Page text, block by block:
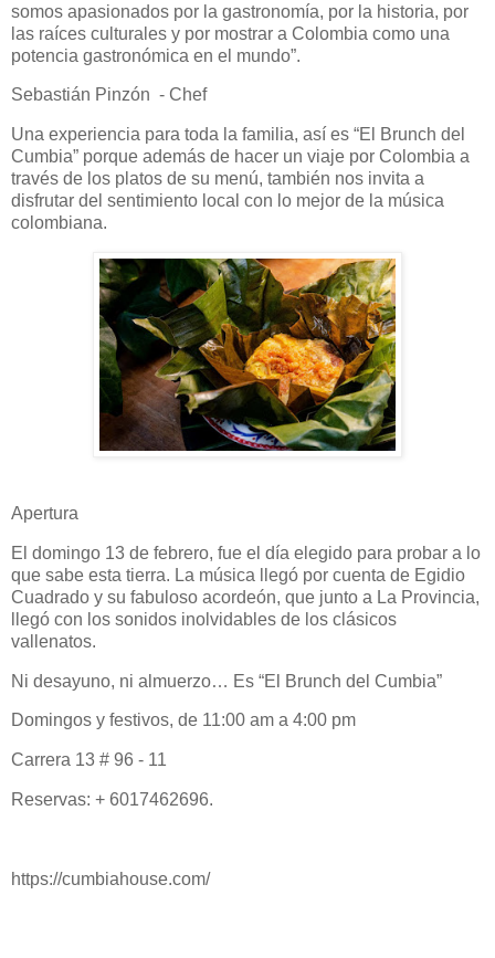
somos apasionados por la gastronomía, por la historia, por
las raíces culturales y por mostrar a Colombia como una
potencia gastronómica en el mundo”.
Sebastián Pinzón - Chef
Una experiencia para toda la familia, así es “El Brunch del
Cumbia” porque además de hacer un viaje por Colombia a
través de los platos de su menú, también nos invita a
disfrutar del sentimiento local con lo mejor de la música
colombiana.
Apertura
El domingo 13 de febrero, fue el día elegido para probar a lo
que sabe esta tierra. La música llegó por cuenta de Egidio
Cuadrado y su fabuloso acordeón, que junto a La Provincia,
llegó con los sonidos inolvidables de los clásicos
vallenatos.
Ni desayuno, ni almuerzo… Es “El Brunch del Cumbia”
Domingos y festivos, de 11:00 am a 4:00 pm
Carrera 13 # 96 - 11
Reservas: + 6017462696.
https://cumbiahouse.com/